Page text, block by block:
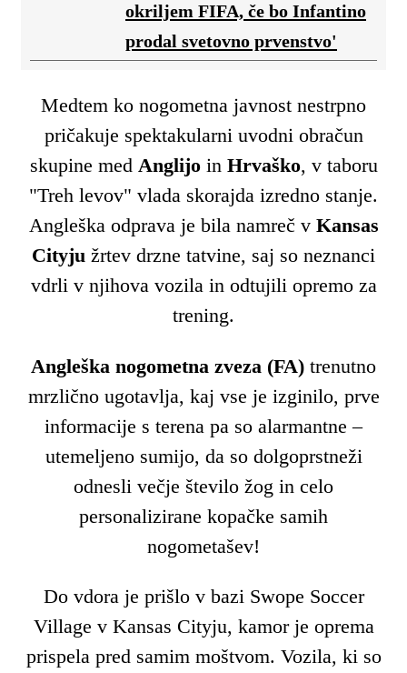
okriljem FIFA, če bo Infantino
prodal svetovno prvenstvo'
Medtem ko nogometna javnost nestrpno
pričakuje spektakularni uvodni obračun
skupine med Anglijoin Hrvaško, v taboru
"Treh levov" vlada skorajda izredno stanje.
Angleška odprava je bila namreč v Kansas
Cityju žrtev drzne tatvine, saj so neznanci
vdrli v njihova vozila in odtujili opremo za
trening.
Angleška nogometna zveza (FA) trenutno
mrzlično ugotavlja, kaj vse je izginilo, prve
informacije s terena pa so alarmantne –
utemeljeno sumijo, da so dolgoprstneži
odnesli večje število žog in celo
personalizirane kopačke samih
nogometašev!
Do vdora je prišlo v bazi Swope Soccer
Village v Kansas Cityju, kamor je oprema
prispela pred samim moštvom. Vozila, ki so